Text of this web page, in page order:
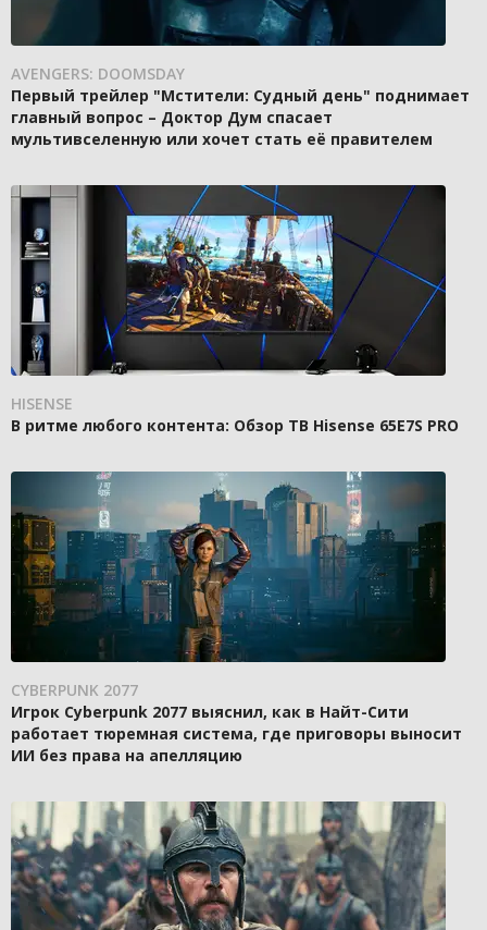
AVENGERS: DOOMSDAY
Первый трейлер "Мстители: Судный день" поднимает
главный вопрос – Доктор Дум спасает
мультивселенную или хочет стать её правителем
HISENSE
В ритме любого контента: Обзор ТВ Hisense 65E7S PRO
CYBERPUNK 2077
Игрок Cyberpunk 2077 выяснил, как в Найт-Сити
работает тюремная система, где приговоры выносит
ИИ без права на апелляцию